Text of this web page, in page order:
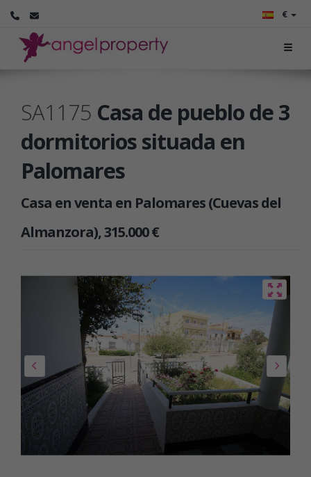
€
SA1175 Casa de pueblo de 3
dormitorios situada en
Palomares
Casa en venta en Palomares (Cuevas del
Almanzora), 315.000 €